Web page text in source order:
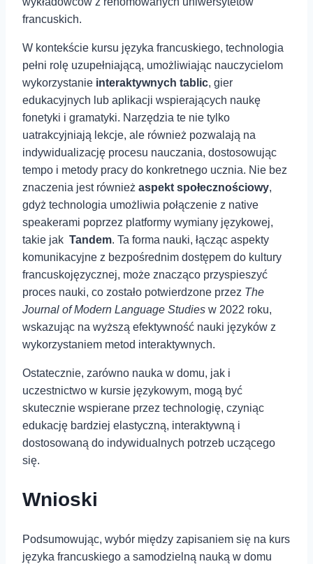
francuskich.
W kontekście kursu języka ⁢francuskiego, technologia
pełni rolę uzupełniającą, umożliwiając nauczycielom
wykorzystanie interaktywnych tablic,⁤ gier
edukacyjnych lub aplikacji wspierających naukę
fonetyki i gramatyki. Narzędzia te nie tylko
uatrakcyjniają ⁣lekcje, ale również pozwalają na
indywidualizację procesu nauczania, dostosowując
tempo i metody pracy do konkretnego ucznia. Nie bez‍
znaczenia jest również aspekt społecznościowy,
gdyż technologia umożliwia ⁣połączenie z native
speakerami poprzez platformy wymiany językowej,
takie jak ⁣ Tandem. Ta forma nauki, łącząc aspekty
komunikacyjne z bezpośrednim dostępem do⁢ kultury
francuskojęzycznej, ⁣może znacząco przyspieszyć⁢
proces nauki, co zostało potwierdzone przez The
Journal of Modern Language Studies w 2022 roku,⁢
wskazując na wyższą efektywność‍ nauki języków z
wykorzystaniem metod ⁢interaktywnych.
Ostatecznie, zarówno⁤ nauka w⁣ domu, jak i
uczestnictwo w‍ kursie językowym, mogą być
⁣skutecznie wspierane przez technologię, czyniąc
⁢edukację⁣ bardziej elastyczną, interaktywną i
dostosowaną do indywidualnych potrzeb uczącego
się.
Wnioski
Podsumowując, wybór między⁤ zapisaniem się na kurs
języka francuskiego a samodzielną nauką w⁤ domu